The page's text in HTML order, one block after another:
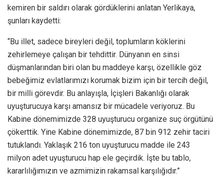
kemiren bir saldırı olarak gördüklerini anlatan Yerlikaya,
şunları kaydetti:
“Bu illet, sadece bireyleri değil, toplumların köklerini
zehirlemeye çalışan bir tehdittir. Dünyanın en sinsi
düşmanlarından biri olan bu maddeye karşı, özellikle göz
bebeğimiz evlatlarımızı korumak bizim için bir tercih değil,
bir milli görevdir. Bu anlayışla, İçişleri Bakanlığı olarak
uyuşturucuya karşı amansız bir mücadele veriyoruz. Bu
Kabine dönemimizde 328 uyuşturucu organize suç örgütünü
çökerttik. Yine Kabine dönemimizde, 87 bin 912 zehir taciri
tutuklandı. Yaklaşık 216 ton uyuşturucu madde ile 243
milyon adet uyuşturucu hap ele geçirdik. İşte bu tablo,
kararlılığımızın ve azmimizin rakamsal karşılığıdır.”